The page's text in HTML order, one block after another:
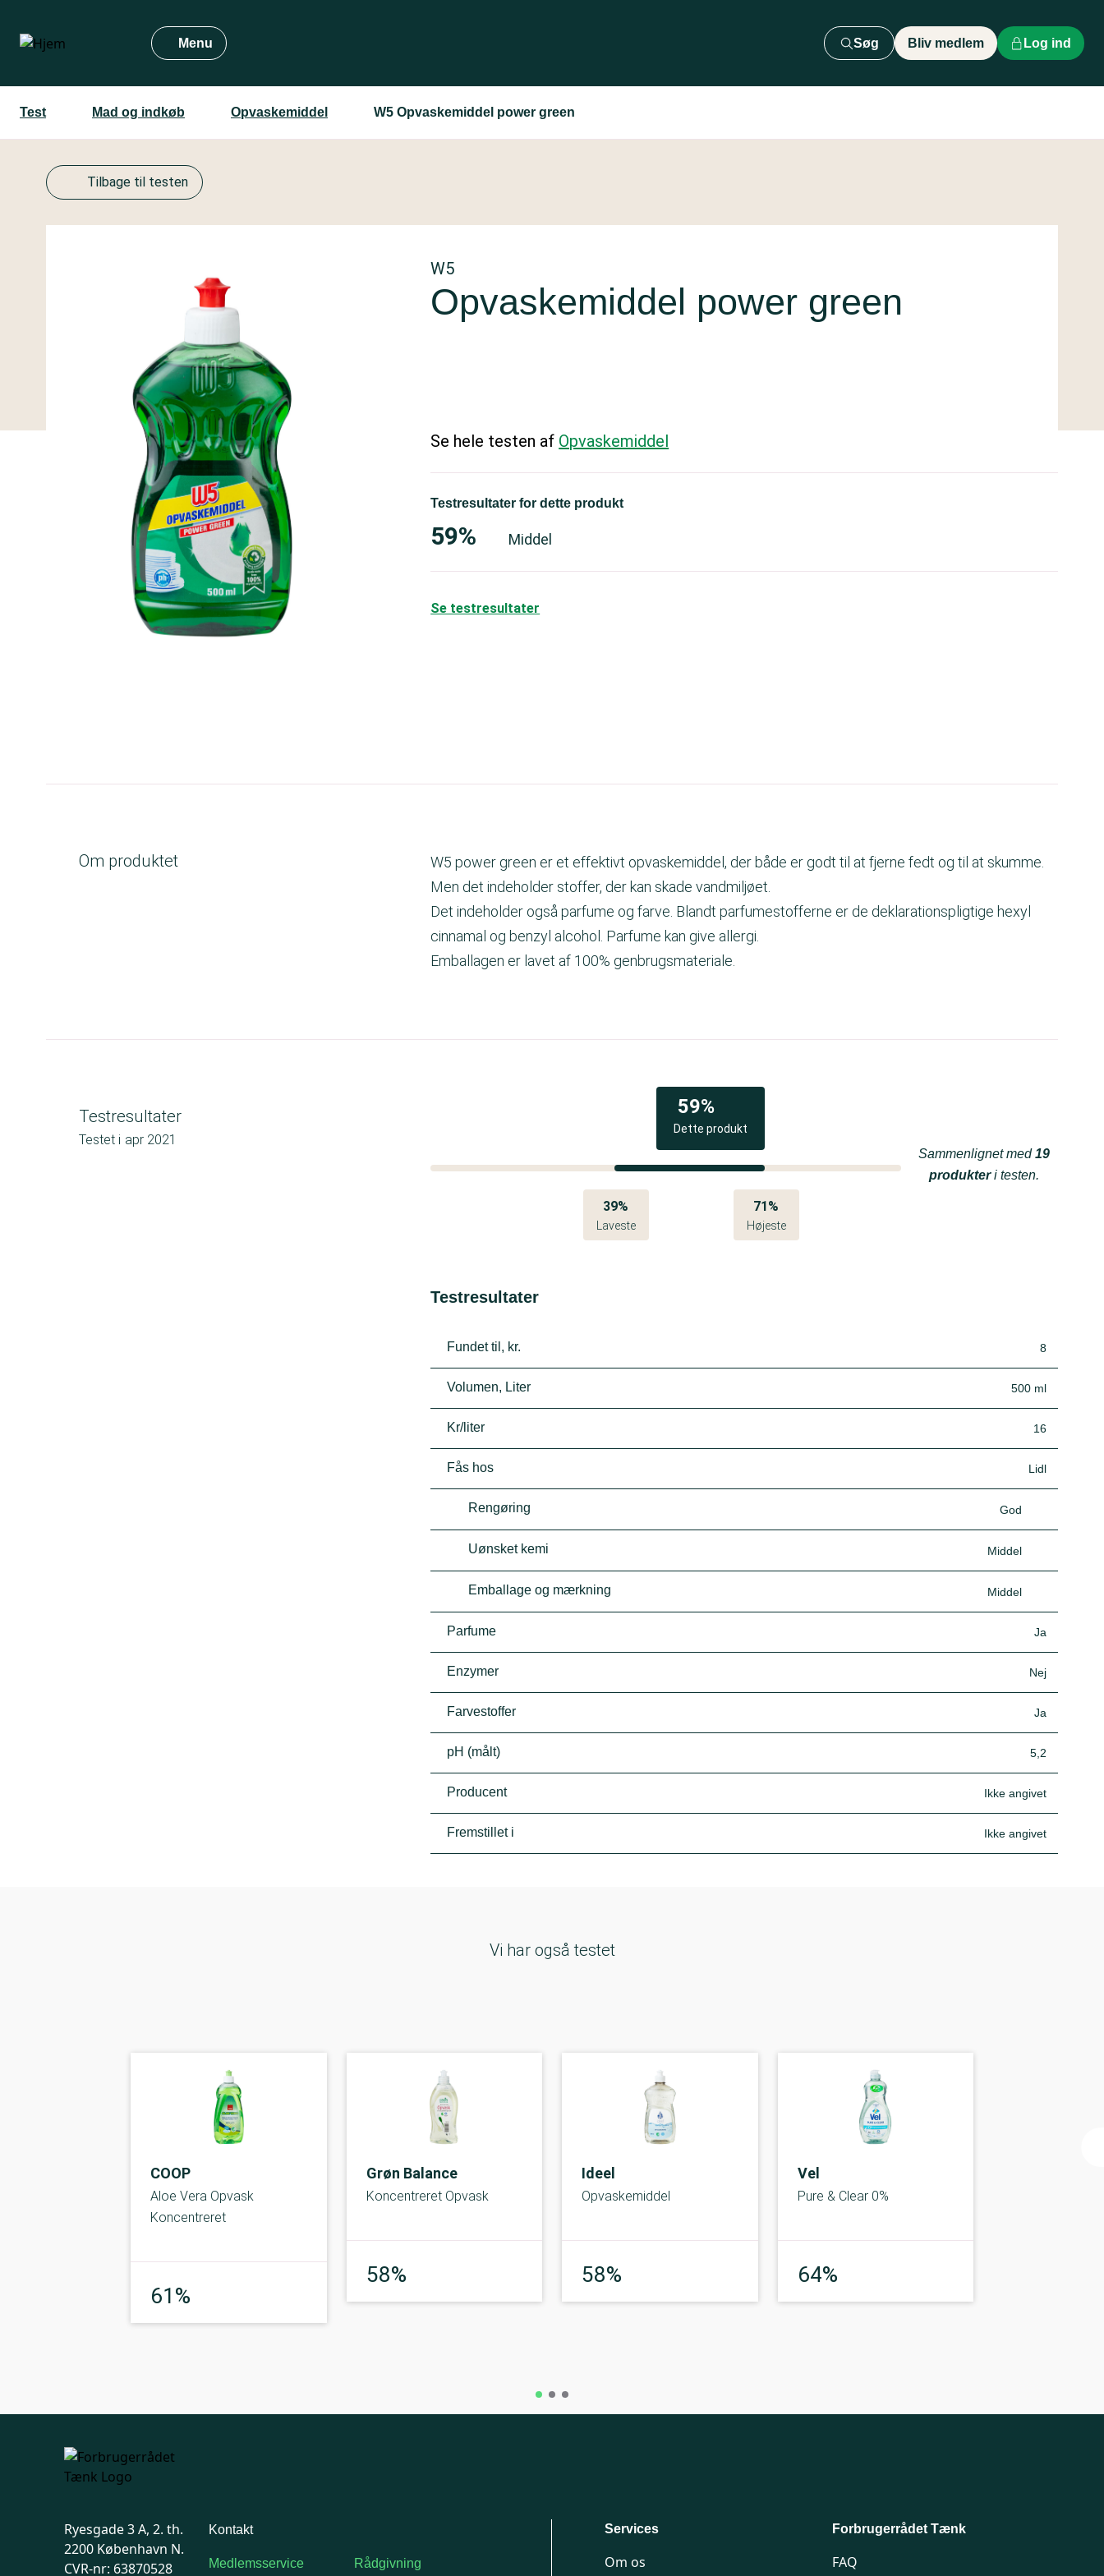
hovedindhold
Menu Søg Bliv medlem Log ind
Test Mad og indkøb Opvaskemiddel W5 Opvaskemiddel power green
Tilbage til testen
W5
Opvaskemiddel power green
Se hele testen af Opvaskemiddel
Testresultater for dette produkt
59% Middel
Se testresultater
Om produktet
W5 power green er et effektivt opvaskemiddel, der både er godt til at fjerne fedt og til at skumme.
Men det indeholder stoffer, der kan skade vandmiljøet.
Det indeholder også parfume og farve. Blandt parfumestofferne er de deklarationspligtige hexyl
cinnamal og benzyl alcohol. Parfume kan give allergi.
Emballagen er lavet af 100% genbrugsmateriale.
Testresultater
Testet i apr 2021
Dette produkt
59%
39%
Laveste
71%
Højeste
Sammenlignet med19
produkteri testen.
Testresultater
Fundet til, kr. 8
Volumen, Liter 500 ml
Kr/liter 16
Fås hos Lidl
Rengøring God
Uønsket kemi Middel
Emballage og mærkning Middel
Parfume Ja
Enzymer Nej
Farvestoffer Ja
pH (målt) 5,2
Producent Ikke angivet
Fremstillet i Ikke angivet
Vi har også testet
COOP
Aloe Vera Opvask
Koncentreret
61%
Grøn Balance
Koncentreret Opvask
58%
Ideel
Opvaskemiddel
58%
Vel
Pure & Clear 0%
64%
Ryesgade 3 A, 2. th.
2200 København N.
CVR-nr: 63870528
Kontakt
Medlemsservice Rådgivning
Services
Om os
Forbrugerrådet Tænk
FAQ